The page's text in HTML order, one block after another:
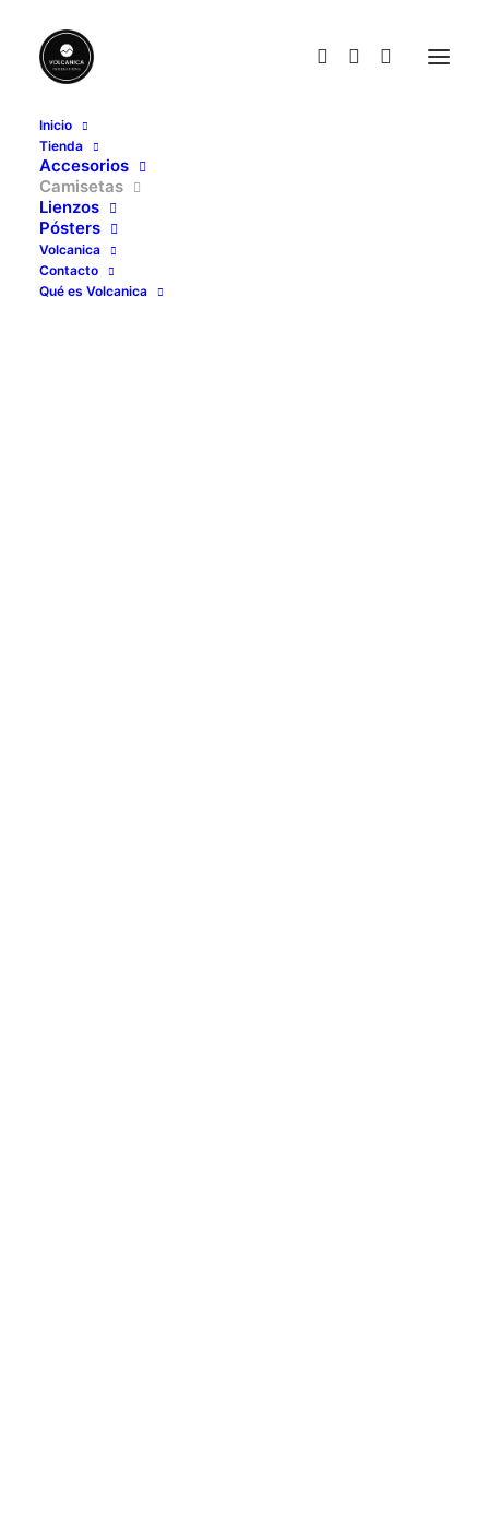
Inicio
Tienda
Accesorios
Camisetas
Lienzos
Pósters
Volcanica
Contacto
Qué es Volcanica